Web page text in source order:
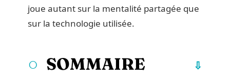
joue autant sur la mentalité partagée que
sur la technologie utilisée.
SOMMAIRE